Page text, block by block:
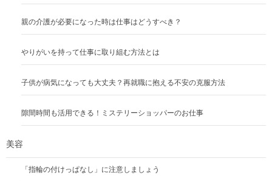
親の介護が必要になった時は仕事はどうすべき？
やりがいを持って仕事に取り組む方法とは
子供が病気になっても大丈夫？再就職に抱える不安の克服方法
隙間時間も活用できる！ミステリーショッパーのお仕事
美容
「指輪の付けっぱなし」に注意しましょう